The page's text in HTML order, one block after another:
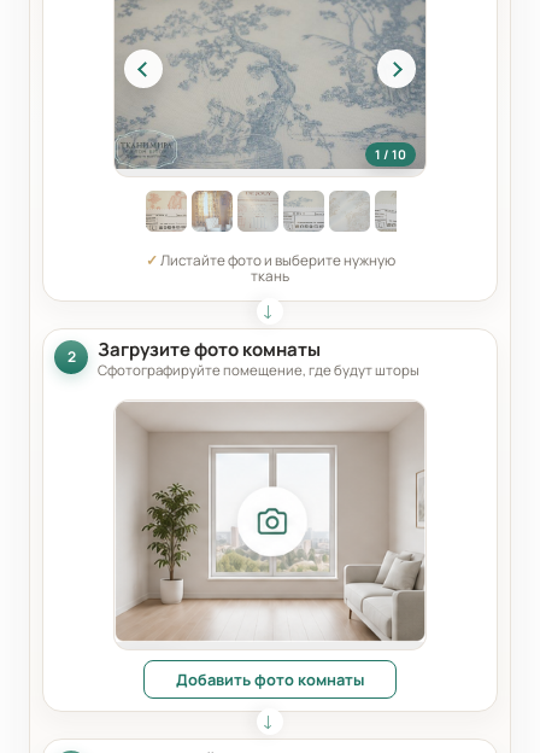
1 / 10
✓Листайте фото и выберите нужную
ткань
2 Загрузите фото комнаты
Сфотографируйте помещение, где будут шторы
Добавить фото комнаты